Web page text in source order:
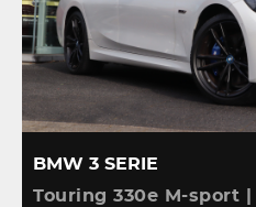
BMW 3 SERIE
Touring 330e M-sport |